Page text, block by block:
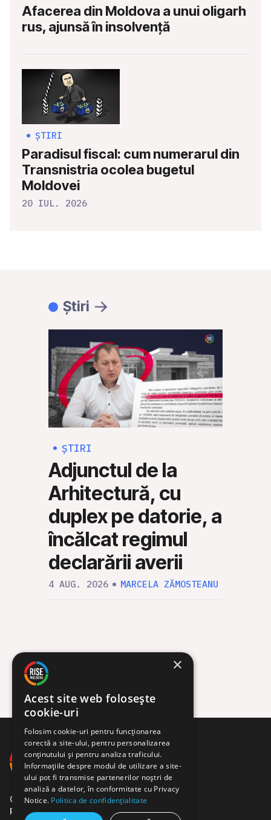
Afacerea din Moldova a unui oligarh
rus, ajunsă în insolvență
ȘTIRI
Paradisul fiscal: cum numerarul din
Transnistria ocolea bugetul
Moldovei
20 IUL. 2026
Știri
ȘTIRI
Adjunctul de la
Arhitectură, cu
duplex pe datorie, a
încălcat regimul
declarării averii
4 AUG. 2026 MARCELA ZĂMOSTEANU
Comunitate de jurnaliști,
programatori și activiști.
×
Acest site web folosește
cookie-uri
Folosim cookie-uri pentru funcționarea
corectă a site-ului, pentru personalizarea
conținutului și pentru analiza traficului.
Informațiile despre modul de utilizare a site-
ului pot fi transmise partenerilor noștri de
analiză a datelor, în conformitate cu Privacy
Notice. Politica de confidențialitate